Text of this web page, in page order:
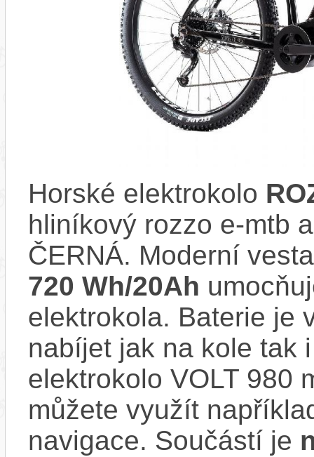
Horské elektrokolo
hliníkový rozzo e-mtb
ČERNÁ. Moderní
720 Wh/20Ah
elektrokola. Baterie je
nabíjet jak na kole tak
elektrokolo VOLT 980
můžete využít
navigace. Součástí je